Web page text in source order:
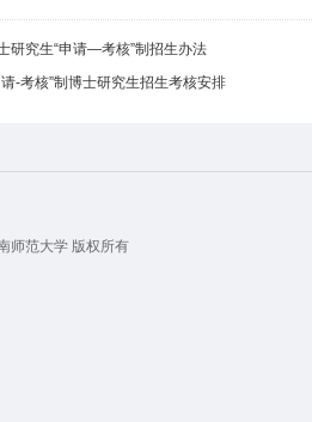
研究生“申请—考核”制招生办法
-考核”制博士研究生招生考核安排
师范大学 版权所有